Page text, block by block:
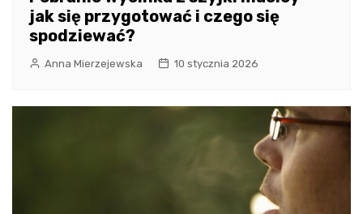
jak się przygotować i czego się
spodziewać?
Anna Mierzejewska 10 stycznia 2026